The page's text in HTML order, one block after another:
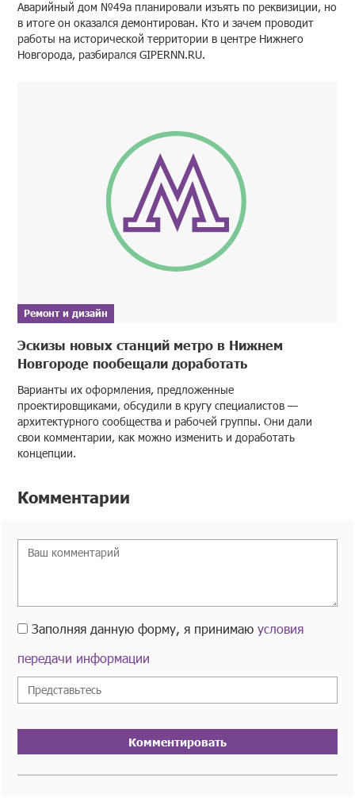
Аварийный дом №49а планировали изъять по реквизиции, но
в итоге он оказался демонтирован. Кто и зачем проводит
работы на исторической территории в центре Нижнего
Новгорода, разбирался GIPERNN.RU.
Ремонт и дизайн
Эскизы новых станций метро в Нижнем
Новгороде пообещали доработать
Варианты их оформления, предложенные
проектировщиками, обсудили в кругу специалистов —
архитектурного сообщества и рабочей группы. Они дали
свои комментарии, как можно изменить и доработать
концепции.
Комментарии
Заполняя данную форму, я принимаюусловия
передачи информации
Комментировать